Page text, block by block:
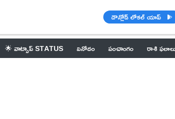
డౌన్లోడ్ లోకల్ యాప్
🌟 వాట్సాప్ STATUS వినోదం పంచాంగం రాశి